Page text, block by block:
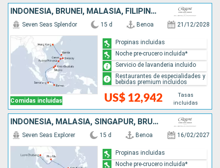
INDONESIA, BRUNEI, MALASIA, FILIPINAS, CHINA
Comidas incluidas
Seven Seas Splendor 15 d Benoa 21/12/2028
US$ 12,942
Tasas
incluidas
Propinas incluidas
Noche pre-crucero incluida*
Servicio de lavanderia incluido
Restaurantes de especialidades y
bebidas premium incluidos
INDONESIA, MALASIA, SINGAPUR, BRUNEI, VIETNAM, TAILANDIA
Seven Seas Explorer 15 d Benoa 16/02/2027
Propinas incluidas
Noche pre-crucero incluida*